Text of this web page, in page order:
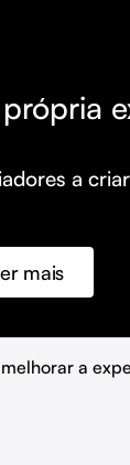
a
mais
Ltda •
a